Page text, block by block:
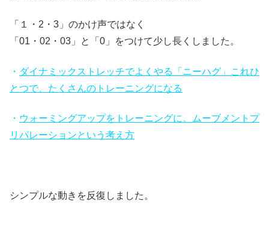
「１・2・3」のかけ声ではなく
「01・02・03」と「0」をつけて少し長くしました。
・ ダイナミックストレッチでよくやる「ニーハグ」これひ
とつで、たくさんのトレーニングになる
・ ウォーミングアップをトレーニングに。ムーブメントプ
リパレーションという考え方
シンプルな動きを反復しました。